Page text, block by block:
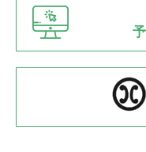
2022.06.12
県知事杯争奪バレーボ
緑ケ丘体育館
2022.05.05
体育協会長杯 バドミ
2022.05.22